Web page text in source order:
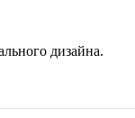
дизайна.